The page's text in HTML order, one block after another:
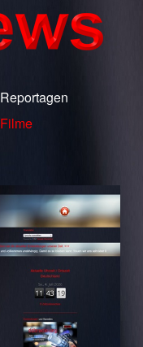
Reportagen
Filme